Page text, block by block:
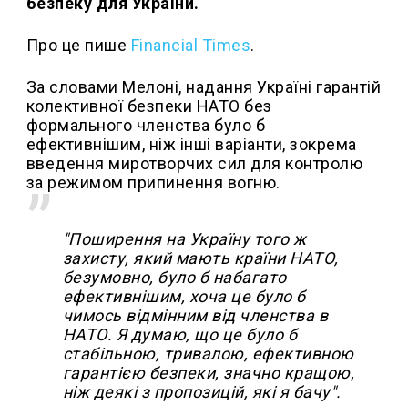
Про це пише Financial Times.
За словами Мелоні, надання Україні гарантій
колективної безпеки НАТО без
формального членства було б
ефективнішим, ніж інші варіанти, зокрема
введення миротворчих сил для контролю
за режимом припинення вогню.
"Поширення на Україну того ж
захисту, який мають країни НАТО,
безумовно, було б набагато
ефективнішим, хоча це було б
чимось відмінним від членства в
НАТО. Я думаю, що це було б
стабільною, тривалою, ефективною
гарантією безпеки, значно кращою,
ніж деякі з пропозицій, які я бачу".